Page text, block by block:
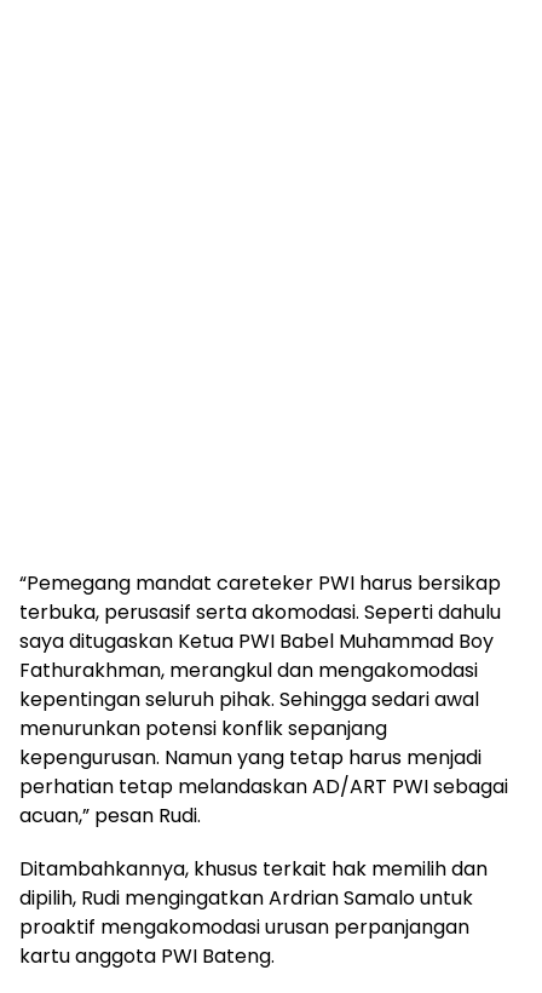
“Pemegang mandat careteker PWI harus bersikap
terbuka, perusasif serta akomodasi. Seperti dahulu
saya ditugaskan Ketua PWI Babel Muhammad Boy
Fathurakhman, merangkul dan mengakomodasi
kepentingan seluruh pihak. Sehingga sedari awal
menurunkan potensi konflik sepanjang
kepengurusan. Namun yang tetap harus menjadi
perhatian tetap melandaskan AD/ART PWI sebagai
acuan,” pesan Rudi.
Ditambahkannya, khusus terkait hak memilih dan
dipilih, Rudi mengingatkan Ardrian Samalo untuk
proaktif mengakomodasi urusan perpanjangan
kartu anggota PWI Bateng.